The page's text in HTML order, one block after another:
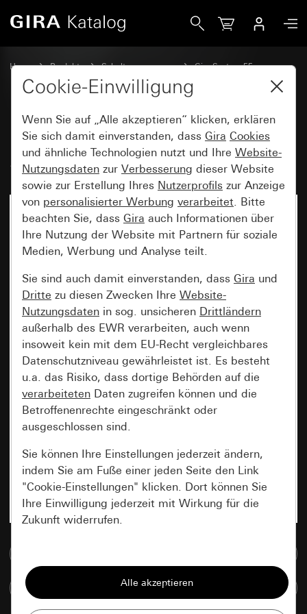
Home Produkte Schalterprogramme
Gira System 55
Kommunikationstechnik Zubehör
Montagerahmen mit Klappdeckel
System 55
Artikel vergleichen
Cookie-Einwilligung
Wenn Sie auf „Alle akzeptieren“ klicken, erklären
Sie sich damit einverstanden, dass Gira Cookies
und ähnliche Technologien nutzt und Ihre Website-
Nutzungsdaten zur Verbesserung dieser Website
sowie zur Erstellung Ihres Nutzerprofils zur Anzeige
von personalisierter Werbung verarbeitet. Bitte
beachten Sie, dass Gira auch Informationen über
Ihre Nutzung der Website mit Partnern für soziale
Medien, Werbung und Analyse teilt.
Sie sind auch damit einverstanden, dass Gira und
Dritte zu diesen Zwecken Ihre Website-
Nutzungsdaten in sog. unsicheren Drittländern
außerhalb des EWR verarbeiten, auch wenn
insoweit kein mit dem EU-Recht vergleichbares
Datenschutzniveau gewährleistet ist. Es besteht
u.a. das Risiko, dass dortige Behörden auf die
verarbeiteten Daten zugreifen können und die
Betroffenenrechte eingeschränkt oder
ausgeschlossen sind.
Sie können Ihre Einstellungen jederzeit ändern,
indem Sie am Fuße einer jeden Seite den Link
"Cookie-Einstellungen" klicken. Dort können Sie
Ihre Einwilligung jederzeit mit Wirkung für die
Zukunft widerrufen.
Alle Cookies, die wir benötigen um Ihnen die
Seite anzeigen zu können.